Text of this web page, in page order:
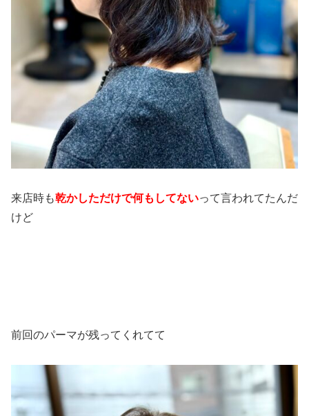
来店時も乾かしただけで何もしてないって言われてたんだ
けど
前回のパーマが残ってくれてて